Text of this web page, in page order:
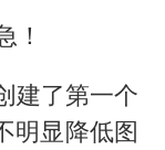
帮谁
2026》歌王
！
建了第一个
明显降低图